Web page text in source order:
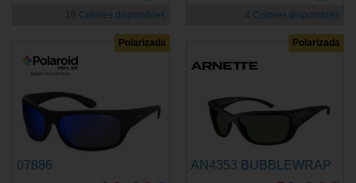
18 Colores disponibles
4 Colores disponibles
Polarizada
07886
Polarizada
AN4353 BUBBLEWRAP